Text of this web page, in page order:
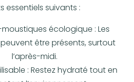
essentiels suivants :
écologique : Les
être présents, surtout
l’après-midi.
: Restez hydraté tout en